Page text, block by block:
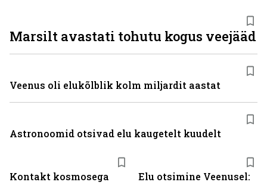
Kontakt kosmosega
Elu otsimine Veenusel:
Marsilt avastati tohutu kogus veejääd
Veenus oli elukõlblik kolm miljardit aastat
Astronoomid otsivad elu kaugetelt kuudelt